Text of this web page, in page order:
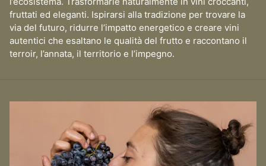
fruttati ed eleganti. Ispirarsi alla tradizione per trovare la
via del futuro, ridurre l’impatto energetico e creare vini
autentici che esaltano le qualità del frutto e raccontano il
terroir, l’annata, il territorio e l’impegno.